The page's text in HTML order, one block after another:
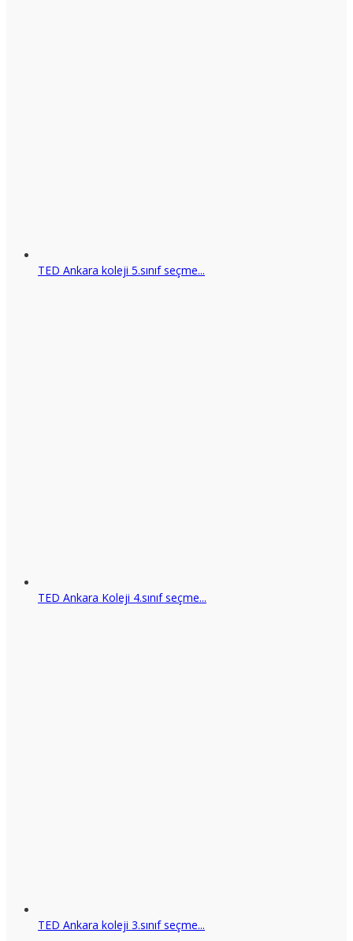
TED Ankara koleji 5.sınıf seçme...
TED Ankara Koleji 4.sınıf seçme...
TED Ankara koleji 3.sınıf seçme...